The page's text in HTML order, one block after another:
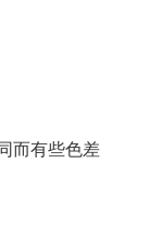
而有些色差